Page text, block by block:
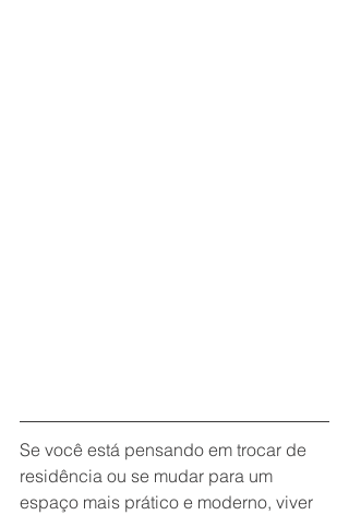
Se você está pensando em trocar de
residência ou se mudar para um
espaço mais prático e moderno, viver